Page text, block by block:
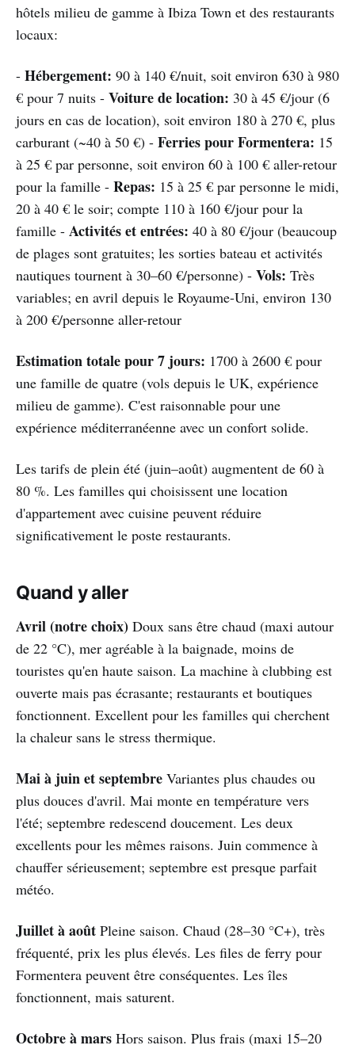
hôtels milieu de gamme à Ibiza Town et des restaurants
locaux:
- Hébergement: 90 à 140 €/nuit, soit environ 630 à 980
€ pour 7 nuits - Voiture de location: 30 à 45 €/jour (6
jours en cas de location), soit environ 180 à 270 €, plus
carburant (~40 à 50 €) - Ferries pour Formentera: 15
à 25 € par personne, soit environ 60 à 100 € aller-retour
pour la famille - Repas: 15 à 25 € par personne le midi,
20 à 40 € le soir; compte 110 à 160 €/jour pour la
famille - Activités et entrées: 40 à 80 €/jour (beaucoup
de plages sont gratuites; les sorties bateau et activités
nautiques tournent à 30–60 €/personne) - Vols: Très
variables; en avril depuis le Royaume-Uni, environ 130
à 200 €/personne aller-retour
Estimation totale pour 7 jours: 1700 à 2600 € pour
une famille de quatre (vols depuis le UK, expérience
milieu de gamme). C'est raisonnable pour une
expérience méditerranéenne avec un confort solide.
Les tarifs de plein été (juin–août) augmentent de 60 à
80 %. Les familles qui choisissent une location
d'appartement avec cuisine peuvent réduire
significativement le poste restaurants.
Quand y aller
Avril (notre choix) Doux sans être chaud (maxi autour
de 22 °C), mer agréable à la baignade, moins de
touristes qu'en haute saison. La machine à clubbing est
ouverte mais pas écrasante; restaurants et boutiques
fonctionnent. Excellent pour les familles qui cherchent
la chaleur sans le stress thermique.
Mai à juin et septembre Variantes plus chaudes ou
plus douces d'avril. Mai monte en température vers
l'été; septembre redescend doucement. Les deux
excellents pour les mêmes raisons. Juin commence à
chauffer sérieusement; septembre est presque parfait
météo.
Juillet à août Pleine saison. Chaud (28–30 °C+), très
fréquenté, prix les plus élevés. Les files de ferry pour
Formentera peuvent être conséquentes. Les îles
fonctionnent, mais saturent.
Octobre à mars Hors saison. Plus frais (maxi 15–20